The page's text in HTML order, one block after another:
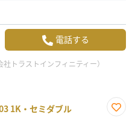
電話する
トラストインフィニティー）
1K・セミダブル